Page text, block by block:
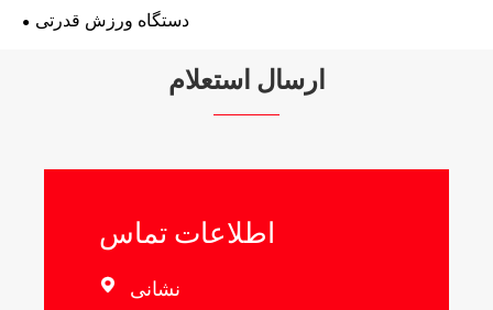
دستگاه ورزش قدرتی
ارسال استعلام
اطلاعات تماس
 نشانی